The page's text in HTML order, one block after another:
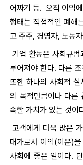
어짜기 등. 오직 이익
행태는 직접적인 폐해
고 주주, 경영자, 노동
기업 활동은 사회규범
루어져야 한다. 다른
또한 하나의 사회적 실
의 목적만큼이나 다른
속할 가치가 있는 것이
고객에게 더욱 많은
대가로서 이익(이윤)
사회에 좋은 일이다.